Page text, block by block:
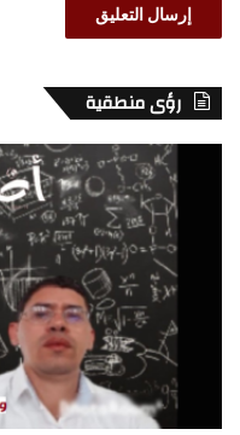
رؤى منطقية